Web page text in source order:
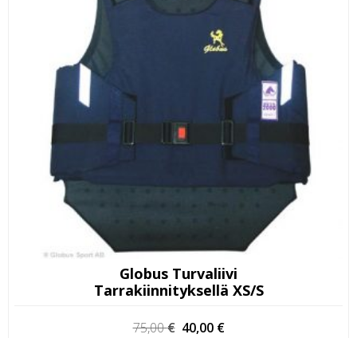
Globus Turvaliivi
Tarrakiinnityksellä XS/S
75,00€ Alkuperäinen
40,00 €